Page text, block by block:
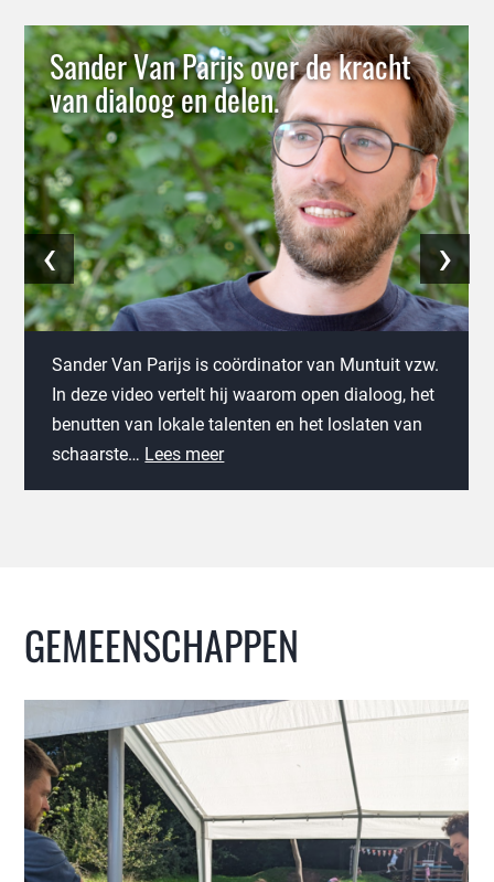
Sander Van Parijs over de kracht
van dialoog en delen.
Sander Van Parijs is coördinator van Muntuit vzw.
In deze video vertelt hij waarom open dialoog, het
benutten van lokale talenten en het loslaten van
schaarste… Lees meer
‹ ›
GEMEENSCHAPPEN